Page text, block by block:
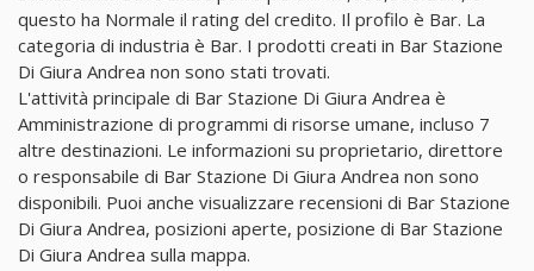
questo ha Normale il rating del credito. Il profilo è Bar. La
categoria di industria è Bar. I prodotti creati in Bar Stazione
Di Giura Andrea non sono stati trovati.
L'attività principale di Bar Stazione Di Giura Andrea è
Amministrazione di programmi di risorse umane, incluso 7
altre destinazioni. Le informazioni su proprietario, direttore
o responsabile di Bar Stazione Di Giura Andrea non sono
disponibili. Puoi anche visualizzare recensioni di Bar Stazione
Di Giura Andrea, posizioni aperte, posizione di Bar Stazione
Di Giura Andrea sulla mappa.